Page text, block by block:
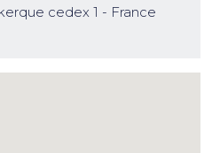
cedex 1 - France